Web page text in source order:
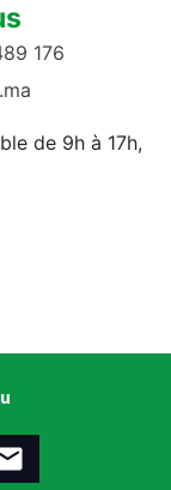
176
de 9h à 17h,